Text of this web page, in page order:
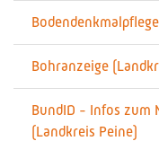
Bohranzeige
BundID - Infos zum
(Landkreis Peine)